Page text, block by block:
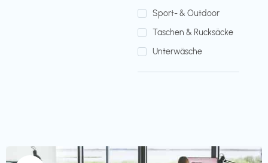
Sport- & Outdoor
Taschen & Rucksäcke
Unterwäsche